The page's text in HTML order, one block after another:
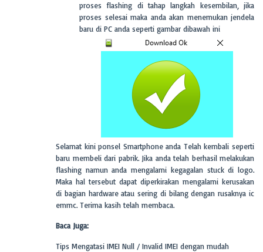
proses flashing di tahap langkah kesembilan, jika
proses selesai maka anda akan menemukan jendela
baru di PC anda seperti gambar dibawah ini
Selamat kini ponsel Smartphone anda Telah kembali seperti
baru membeli dari pabrik. Jika anda telah berhasil melakukan
flashing namun anda mengalami kegagalan stuck di logo.
Maka hal tersebut dapat diperkirakan mengalami kerusakan
di bagian hardware atau sering di bilang dengan rusaknya ic
emmc. Terima kasih telah membaca.
Baca Juga:
Tips Mengatasi IMEI Null / Invalid IMEI dengan mudah